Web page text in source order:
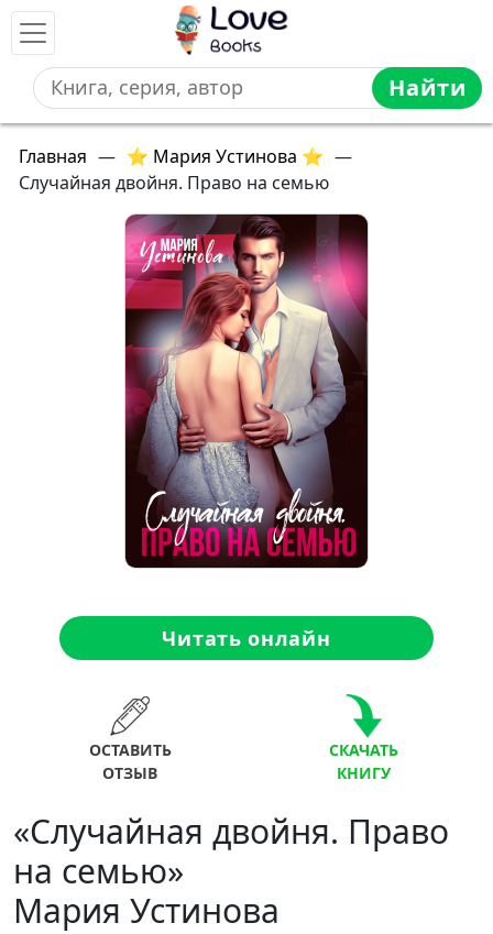
Найти
Главная — ⭐ Мария Устинова ⭐ —
Случайная двойня. Право на семью
Читать онлайн
ОСТАВИТЬ
ОТЗЫВ
СКАЧАТЬ
КНИГУ
«Случайная двойня. Право
на семью»
Мария Устинова